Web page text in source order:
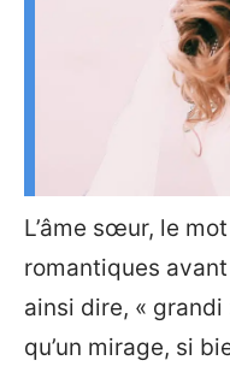
L’âme sœur, le
romantiques avant
ainsi dire, «
qu’un mirage, si